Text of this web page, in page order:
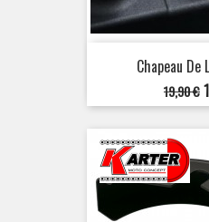
Chapeau De
Prix
de
base
19,90 €